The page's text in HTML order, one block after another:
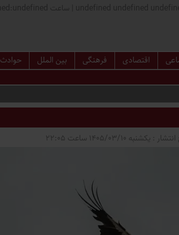
اقتصادی فرهنگی بین الملل حوادث
انتشار : یکشنبه 1405/03/10 ساعت 22:05